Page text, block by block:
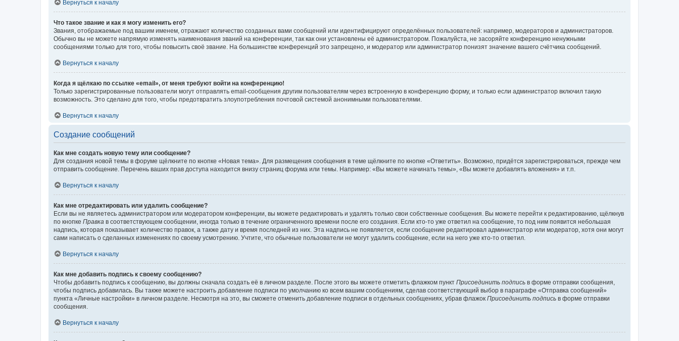
Вернуться к началу
Что такое звание и как я могу изменить его?
Звания, отображаемые под вашим именем, отражают количество созданных вами сообщений или идентифицируют определённых пользователей: например, модераторов и администраторов.
Обычно вы не можете напрямую изменять наименования званий на конференции, так как они установлены её администратором. Пожалуйста, не засоряйте конференцию ненужными
сообщениями только для того, чтобы повысить своё звание. На большинстве конференций это запрещено, и модератор или администратор понизят значение вашего счётчика сообщений.
Вернуться к началу
Когда я щёлкаю по ссылке «email», от меня требуют войти на конференцию!
Только зарегистрированные пользователи могут отправлять email-сообщения другим пользователям через встроенную в конференцию форму, и только если администратор включил такую
возможность. Это сделано для того, чтобы предотвратить злоупотребления почтовой системой анонимными пользователями.
Вернуться к началу
Создание сообщений
Как мне создать новую тему или сообщение?
Для создания новой темы в форуме щёлкните по кнопке «Новая тема». Для размещения сообщения в теме щёлкните по кнопке «Ответить». Возможно, придётся зарегистрироваться, прежде чем
отправить сообщение. Перечень ваших прав доступа находится внизу страниц форума или темы. Например: «Вы можете начинать темы», «Вы можете добавлять вложения» и т.п.
Вернуться к началу
Как мне отредактировать или удалить сообщение?
Если вы не являетесь администратором или модератором конференции, вы можете редактировать и удалять только свои собственные сообщения. Вы можете перейти к редактированию, щёлкнув
по кнопке Правка в соответствующем сообщении, иногда только в течение ограниченного времени после его создания. Если кто-то уже ответил на сообщение, то под ним появится небольшая
надпись, которая показывает количество правок, а также дату и время последней из них. Эта надпись не появляется, если сообщение редактировал администратор или модератор, хотя они могут
сами написать о сделанных изменениях по своему усмотрению. Учтите, что обычные пользователи не могут удалить сообщение, если на него уже кто-то ответил.
Вернуться к началу
Как мне добавить подпись к своему сообщению?
Чтобы добавить подпись к сообщению, вы должны сначала создать её в личном разделе. После этого вы можете отметить флажком пункт Присоединить подпись в форме отправки сообщения,
чтобы подпись добавилась. Вы также можете настроить добавление подписи по умолчанию ко всем вашим сообщениям, сделав соответствующий выбор в параграфе «Отправка сообщений»
пункта «Личные настройки» в личном разделе. Несмотря на это, вы сможете отменить добавление подписи в отдельных сообщениях, убрав флажок Присоединить подпись в форме отправки
сообщения.
Вернуться к началу